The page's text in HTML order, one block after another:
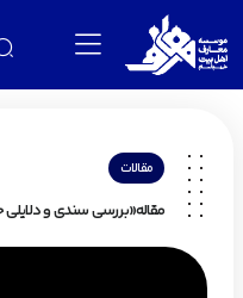
مقالات
مقاله«بررسی سندی و دلایلی